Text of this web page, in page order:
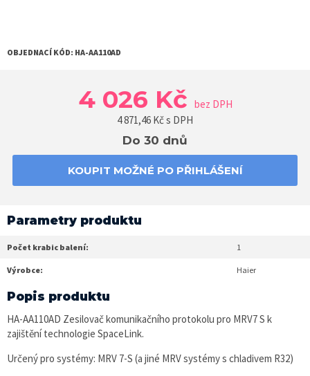
OBJEDNACÍ KÓD: HA-AA110AD
4 026 Kč bez DPH
4 871,46 Kč s DPH
Do 30 dnů
KOUPIT MOŽNÉ PO PŘIHLÁŠENÍ
Parametry produktu
Počet krabic balení: 1
Výrobce: Haier
Popis produktu
HA-AA110AD Zesilovač komunikačního protokolu pro MRV7 S k
zajištění technologie SpaceLink.
Určený pro systémy: MRV 7-S (a jiné MRV systémy s chladivem R32)